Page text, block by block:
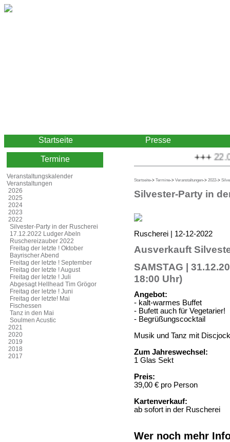
Startseite Presse
Termine
Veranstaltungskalender
Veranstaltungen
2026
2025
2024
2023
2022
Silvester-Party in der Ruscherei
17.12.2022 Ludger Abeln
Ruschereizauber 2022
Freitag der letzte ! Oktober
Bayrischer Abend
Freitag der letzte ! September
Freitag der letzte ! August
Freitag der letzte ! Juli
Abgesagt Hellhead Tim Grögor
Freitag der letzte ! Juni
Freitag der letzte! Mai
Fischessen
Tanz in den Mai
Soulmen Acustic
2021
2020
2019
2018
2017
+++
Startseite-> Termine-> Veranstaltungen-> 2022->
Silvester-Party in
Ruscherei | 12-12-2022
Ausverkauft
SAMSTAG |
18:00 Uhr)
Angebot:
- kalt-warmes Buffet
- Bufett auch für Vegetarier!
- Begrüßungscocktail
Musik und Tanz mit
Zum Jahreswechsel:
1 Glas Sekt
Preis:
39,00 € pro Person
Kartenverkauf:
ab sofort in der Ruscherei
Wer noch mehr